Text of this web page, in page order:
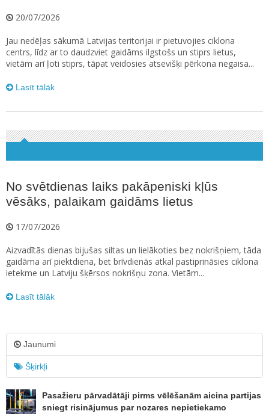
20/07/2026
Jau nedēļas sākumā Latvijas teritorijai ir pietuvojies ciklona
centrs, līdz ar to daudzviet gaidāms ilgstošs un stiprs lietus,
vietām arī ļoti stiprs, tāpat veidosies atsevišķi pērkona negaisa...
Lasīt tālāk
No svētdienas laiks pakāpeniski kļūs
vēsāks, palaikam gaidāms lietus
17/07/2026
Aizvadītās dienas bijušas siltas un lielākoties bez nokrišņiem, tāda
gaidāma arī piektdiena, bet brīvdienās atkal pastiprināsies ciklona
ietekme un Latviju šķērsos nokrišņu zona. Vietām...
Lasīt tālāk
Jaunumi
Šķirkļi
Pasažieru pārvadātāji pirms vēlēšanām aicina partijas
sniegt risinājumus par nozares nepietiekamo